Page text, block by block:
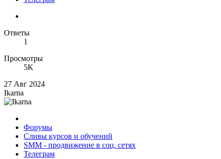
Ответы
1
Просмотры
5K
27 Авг 2024
Ikarna
Форумы
Сливы курсов и обучений
SMM - продвижение в соц. сетях
Телеграм